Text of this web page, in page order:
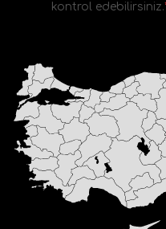
kontrol edebilirsiniz.